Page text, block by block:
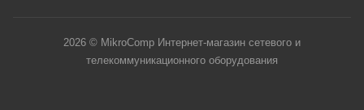
2026 © MikroComp Интернет-магазин сетевого и
телекоммуникационного оборудования